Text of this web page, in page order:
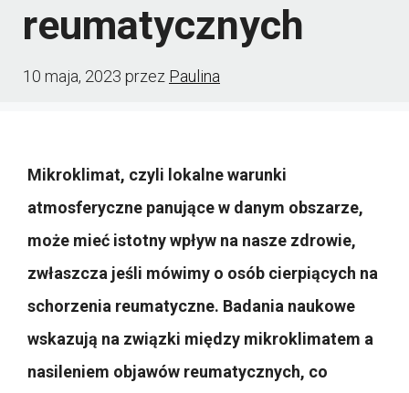
reumatycznych
10 maja, 2023 przez Paulina
Mikroklimat, czyli lokalne warunki
atmosferyczne panujące w danym obszarze,
może mieć istotny wpływ na nasze zdrowie,
zwłaszcza jeśli mówimy o osób cierpiących na
schorzenia reumatyczne. Badania naukowe
wskazują na związki między mikroklimatem a
nasileniem objawów reumatycznych, co